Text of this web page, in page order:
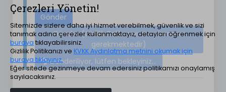
Gönder
Gönder (Gizlilik Polikasını onaylamanız
gerekmektedir)
Gönderiliyor, lütfen bekleyiniz...
Çerezleri Yönetin!
Sitemizde sizlere daha iyi hizmet verebilmek, güvenlik ve sizi
tanımak adına çerezler kullanmaktayız, detayları öğrenmek için
buraya tıklayabilirsiniz.
Gizlilik Politikanızı ve KVKK Aydınlatma metnini okumak için
buraya tıklayınız.
Eğer sitede gezinmeye devam edersiniz politikamızı onaylamış
sayılacaksınız.